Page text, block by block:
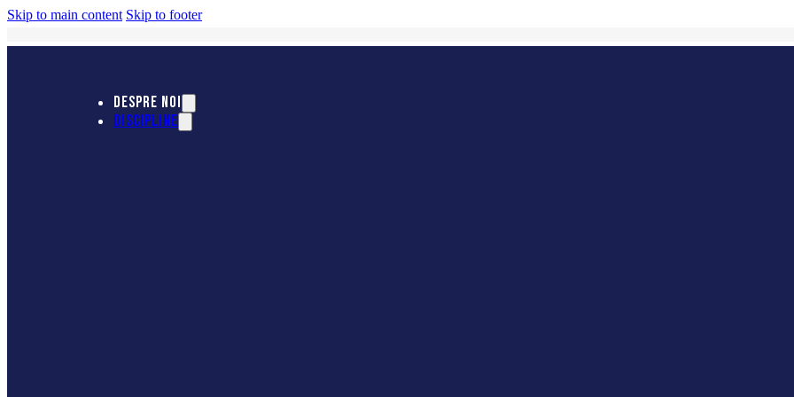
Skip to main content Skip to footer
DESPRE NOI
DISCIPLINE